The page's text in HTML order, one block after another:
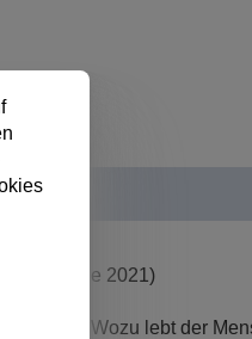
(5. Auflage 2021)
Wozu lebt der